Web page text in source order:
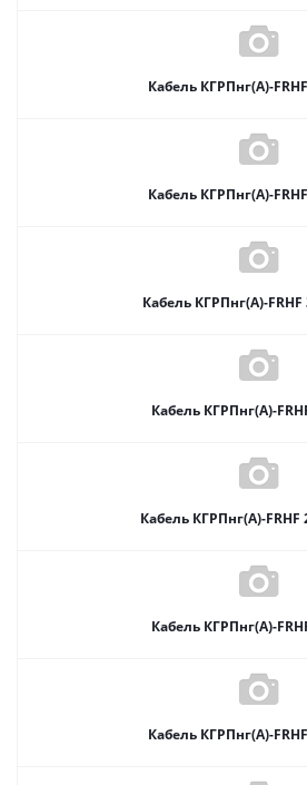
Кабель КГРПнг(А)-
Кабель КГРПнг(А)-
Кабель КГРПнг(А)-FRHF
Кабель КГРПнг(А)-
Кабель КГРПнг(А)-FRHF
Кабель КГРПнг(А)-
Кабель КГРПнг(А)-